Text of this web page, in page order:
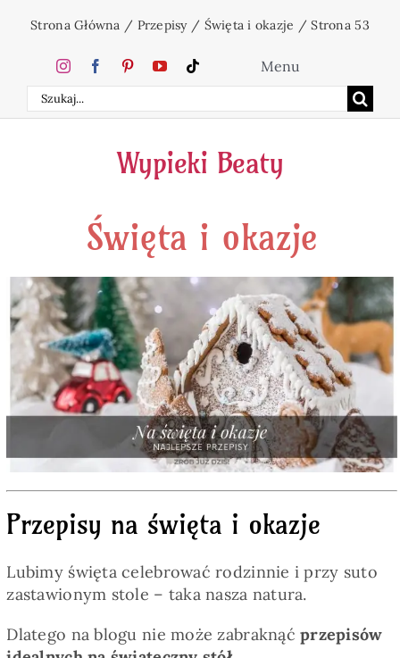
zawartości
Strona Główna / Przepisy/ Święta i okazje /Strona 53
Szukaj
Menu
Home
Ciasta
Desery
Święta
Napoje
Pieczywo
Przetwory
Posiłki
Zdrowo i fit
Kuchnie świata
Wypieki Beaty
Święta i okazje
Przepisy na święta i okazje
Lubimy święta celebrować rodzinnie i przy suto
zastawionym stole – taka nasza natura.
Dlatego na blogu nie może zabraknąćprzepisów